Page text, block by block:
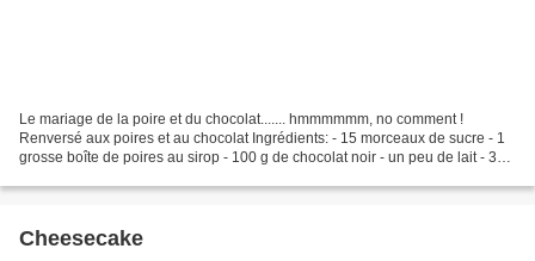
Le mariage de la poire et du chocolat....... hmmmmmm, no comment !
Renversé aux poires et au chocolat Ingrédients: - 15 morceaux de sucre - 1
grosse boîte de poires au sirop - 100 g de chocolat noir - un peu de lait - 3
Cheesecake